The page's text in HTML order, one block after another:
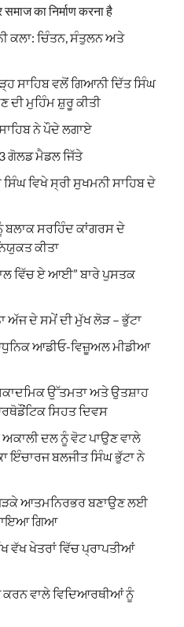
का निर्माण करना है
ਕਲਾ: ਚਿੰਤਨ, ਸੰਤੁਲਨ ਅਤੇ
ਸਾਹਿਬ ਵਲੋਂ ਗਿਆਨੀ ਦਿੱਤ ਸਿੰਘ
ਦੀ ਮੁਹਿੰਮ ਸ਼ੁਰੂ ਕੀਤੀ
ਨੇ ਪੌਦੇ ਲਗਾਏ
ਗੋਲਡ ਮੈਡਲ ਜਿੱਤੇ
ਵਿਖੇ ਸ੍ਰੀ ਸੁਖਮਨੀ ਸਾਹਿਬ ਦੇ
ਬਲਾਕ ਸਰਹਿੰਦ ਕਾਂਗਰਸ ਦੇ
ਕੀਤਾ
ਵਿੱਚ ਏ ਆਈ” ਬਾਰੇ ਪੁਸਤਕ
ਅੱਜ ਦੇ ਸਮੇਂ ਦੀ ਮੁੱਖ ਲੋੜ – ਭੁੱਟਾ
ਆਡੀਓ-ਵਿਜ਼ੂਅਲ ਮੀਡੀਆ
ਉੱਤਮਤਾ ਅਤੇ ਉਤਸ਼ਾਹ
ਸਿਹਤ ਦਿਵਸ
ਦਲ ਨੂੰ ਵੋਟ ਪਾਉਣ ਵਾਲੇ
ਇੰਚਾਰਜ ਬਲਜੀਤ ਸਿੰਘ ਭੁੱਟਾ ਨੇ
ਆਤਮਨਿਰਭਰ ਬਣਾਉਣ ਲਈ
ਗਿਆ
ਵੱਖ ਖੇਤਰਾਂ ਵਿੱਚ ਪ੍ਰਾਪਤੀਆਂ
ਕਰਨ ਵਾਲੇ ਵਿਦਿਆਰਥੀਆਂ ਨੂੰ